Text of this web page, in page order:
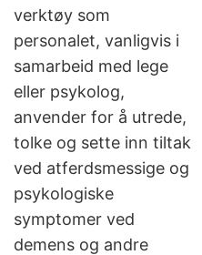
verktøy som
personalet, vanligvis i
samarbeid med lege
eller psykolog,
anvender for å utrede,
tolke og sette inn tiltak
ved atferdsmessige og
psykologiske
symptomer ved
demens og andre